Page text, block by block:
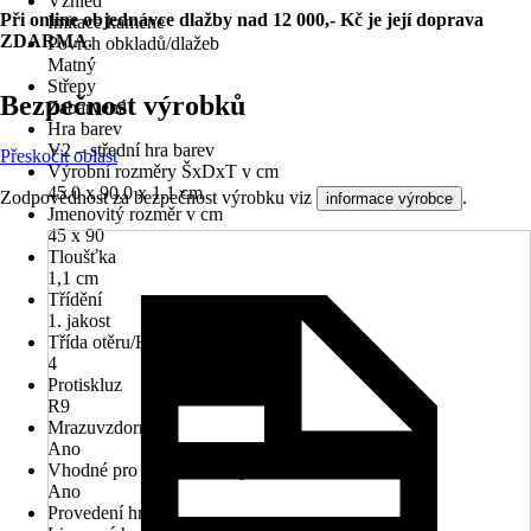
Imitace kamene
Povrch obkladů/dlažeb
Matný
Střepy
Zabarvená
Hra barev
V2 – střední hra barev
Výrobní rozměry ŠxDxT v cm
45.0 x 90.0 x 1.1 cm
Jmenovitý rozměr v cm
45 x 90
Tloušťka
1,1 cm
Třídění
1. jakost
Třída otěru/Hloubkový otěr
4
Protiskluz
R9
Mrazuvzdorné
Ano
Vhodné pro podlahové topení
Ano
Provedení hran
Při online objednávce dlažby nad 12 000,- Kč je její doprava
ZDARMA.
Bezpečnost výrobků
Přeskočit oblast
Zodpovědnost za bezpečnost výrobku viz informace výrobce .